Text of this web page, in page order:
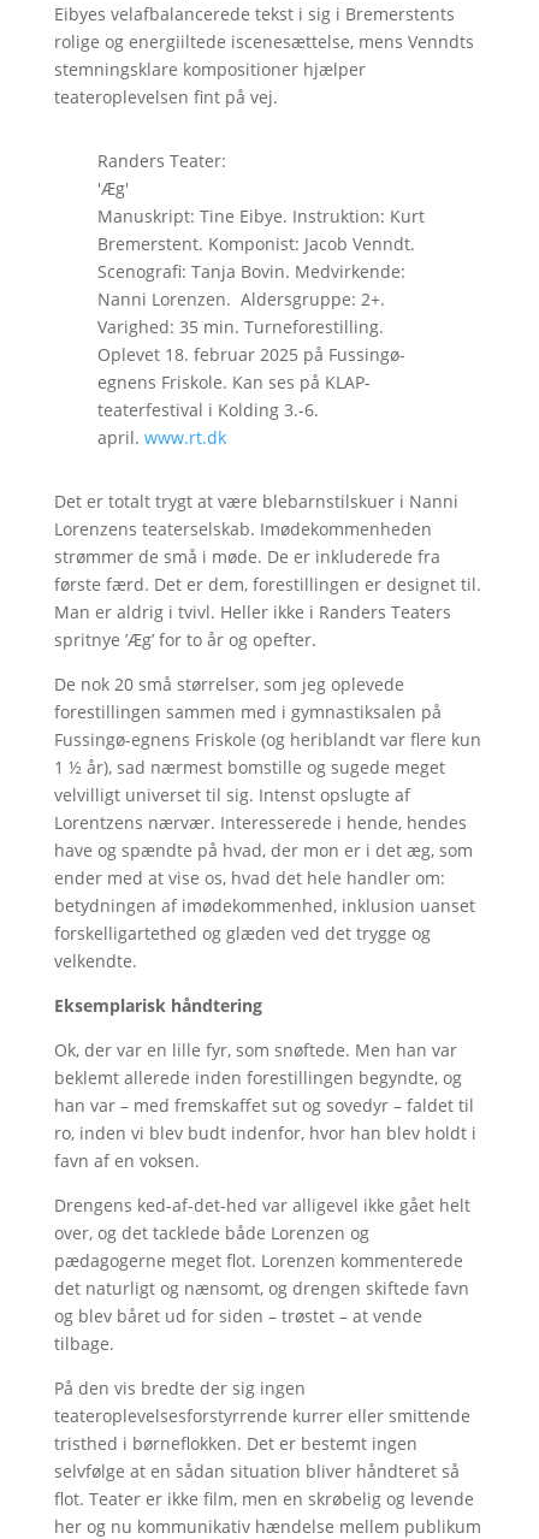
Eibyes velafbalancerede tekst i sig i Bremerstents
rolige og energiiltede iscenesættelse, mens Venndts
stemningsklare kompositioner hjælper
teateroplevelsen fint på vej.
Randers Teater:
'Æg'
Manuskript: Tine Eibye. Instruktion: Kurt
Bremerstent. Komponist: Jacob Venndt.
Scenografi: Tanja Bovin. Medvirkende:
Nanni Lorenzen. Aldersgruppe: 2+.
Varighed: 35 min. Turneforestilling.
Oplevet 18. februar 2025 på Fussingø-
egnens Friskole. Kan ses på KLAP-
teaterfestival i Kolding 3.-6.
april. www.rt.dk
Det er totalt trygt at være blebarnstilskuer i Nanni
Lorenzens teaterselskab. Imødekommenheden
strømmer de små i møde. De er inkluderede fra
første færd. Det er dem, forestillingen er designet til.
Man er aldrig i tvivl. Heller ikke i Randers Teaters
spritnye ’Æg’ for to år og opefter.
De nok 20 små størrelser, som jeg oplevede
forestillingen sammen med i gymnastiksalen på
Fussingø-egnens Friskole (og heriblandt var flere kun
1 ½ år), sad nærmest bomstille og sugede meget
velvilligt universet til sig. Intenst opslugte af
Lorentzens nærvær. Interesserede i hende, hendes
have og spændte på hvad, der mon er i det æg, som
ender med at vise os, hvad det hele handler om:
betydningen af imødekommenhed, inklusion uanset
forskelligartethed og glæden ved det trygge og
velkendte.
Eksemplarisk håndtering
Ok, der var en lille fyr, som snøftede. Men han var
beklemt allerede inden forestillingen begyndte, og
han var – med fremskaffet sut og sovedyr – faldet til
ro, inden vi blev budt indenfor, hvor han blev holdt i
favn af en voksen.
Drengens ked-af-det-hed var alligevel ikke gået helt
over, og det tacklede både Lorenzen og
pædagogerne meget flot. Lorenzen kommenterede
det naturligt og nænsomt, og drengen skiftede favn
og blev båret ud for siden – trøstet – at vende
tilbage.
På den vis bredte der sig ingen
teateroplevelsesforstyrrende kurrer eller smittende
tristhed i børneflokken. Det er bestemt ingen
selvfølge at en sådan situation bliver håndteret så
flot. Teater er ikke film, men en skrøbelig og levende
her og nu kommunikativ hændelse mellem publikum